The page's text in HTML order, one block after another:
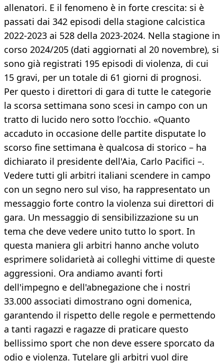
allenatori. E il fenomeno è in forte crescita: si è
passati dai 342 episodi della stagione calcistica
2022-2023 ai 528 della 2023-2024. Nella stagione in
corso 2024/205 (dati aggiornati al 20 novembre), si
sono già registrati 195 episodi di violenza, di cui
15 gravi, per un totale di 61 giorni di prognosi.
Per questo i direttori di gara di tutte le categorie
la scorsa settimana sono scesi in campo con un
tratto di lucido nero sotto l’occhio. «Quanto
accaduto in occasione delle partite disputate lo
scorso fine settimana è qualcosa di storico – ha
dichiarato il presidente dell'Aia, Carlo Pacifici –.
Vedere tutti gli arbitri italiani scendere in campo
con un segno nero sul viso, ha rappresentato un
messaggio forte contro la violenza sui direttori di
gara. Un messaggio di sensibilizzazione su un
tema che deve vedere unito tutto lo sport. In
questa maniera gli arbitri hanno anche voluto
esprimere solidarietà ai colleghi vittime di queste
aggressioni. Ora andiamo avanti forti
dell'impegno e dell'abnegazione che i nostri
33.000 associati dimostrano ogni domenica,
garantendo il rispetto delle regole e permettendo
a tanti ragazzi e ragazze di praticare questo
bellissimo sport che non deve essere sporcato da
odio e violenza. Tutelare gli arbitri vuol dire